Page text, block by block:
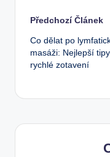
Post
Předchozí Článek
Co dělat po
masáži: Nejlepší
rychlé zotavení